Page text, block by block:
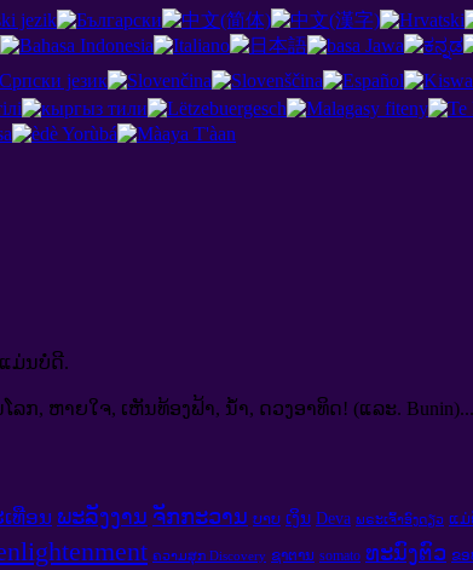
ມ່ນບໍ່ດີ.
, ຫາຍໃຈ, ເຫັນທ້ອງຟ້າ, ນ້ໍາ, ດວງອາທິດ! (ແລະ. Bunin)...
ທືອນ ພະລັງງານ ຈັກກະວານ ບາບ ເງິນ Deva ພຣະເຈົ້າອົງດຽວ ແມ່
ຄວາມສຸກ Discovery ຊາຕານ somato ທະນົງຕົວ ຂ